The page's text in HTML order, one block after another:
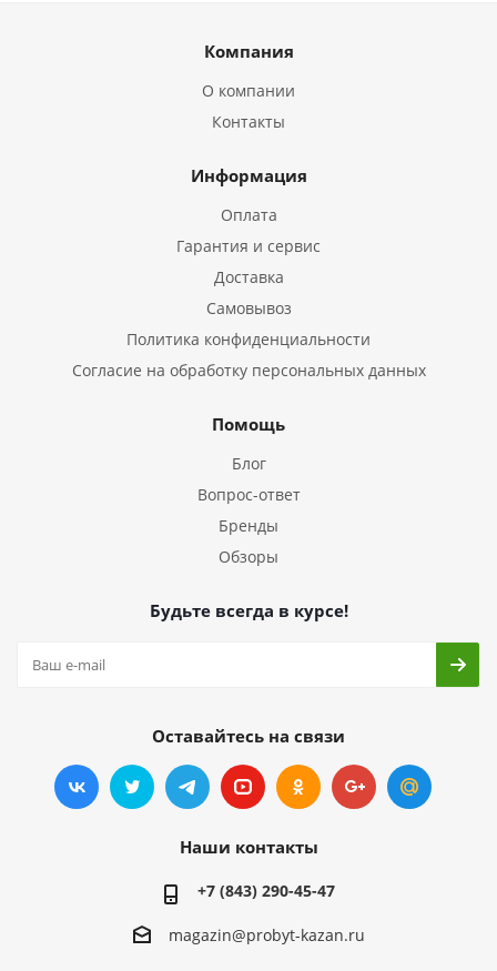
Компания
О компании
Контакты
Информация
Оплата
Гарантия и сервис
Доставка
Самовывоз
Политика конфиденциальности
Согласие на обработку персональных данных
Помощь
Блог
Вопрос-ответ
Бренды
Обзоры
Будьте всегда в курсе!
Оставайтесь на связи
Наши контакты
+7 (843) 290-45-47
magazin@probyt-kazan.ru